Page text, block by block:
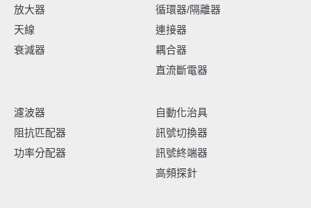
放大器
天線
衰減器
循環器/隔離器
連接器
耦合器
直流斷電器
濾波器
阻抗匹配器
功率分配器
自動化治具
訊號切換器
訊號終端器
高頻探針